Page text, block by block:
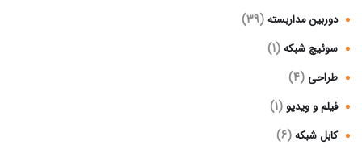
دوربین مداربسته(39)
سوئیچ شبکه(1)
طراحی (4)
فیلم و ویدیو (1)
کابل شبکه(6)